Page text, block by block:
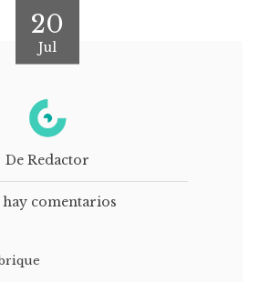
20
Jul
De Redactor
comentarios